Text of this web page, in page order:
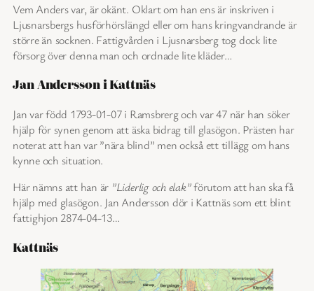
Vem Anders var, är okänt. Oklart om han ens är inskriven i
Ljusnarsbergs husförhörslängd eller om hans kringvandrande är
större än socknen. Fattigvården i Ljusnarsberg tog dock lite
försorg över denna man och ordnade lite kläder…
Jan Andersson i Kattnäs
Jan var född 1793-01-07 i Ramsbrerg och var 47 när han söker
hjälp för synen genom att äska bidrag till glasögon. Prästen har
noterat att han var ”nära blind” men också ett tillägg om hans
kynne och situation.
Här nämns att han är ”Liderlig och elak”förutom att han ska få
hjälp med glasögon. Jan Andersson dör i Kattnäs som ett blint
fattighjon 2874-04-13…
Kattnäs